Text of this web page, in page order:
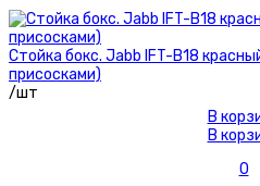
Стойка бокс. Jabb IFT-B18
присосками)
/шт
В
В
0